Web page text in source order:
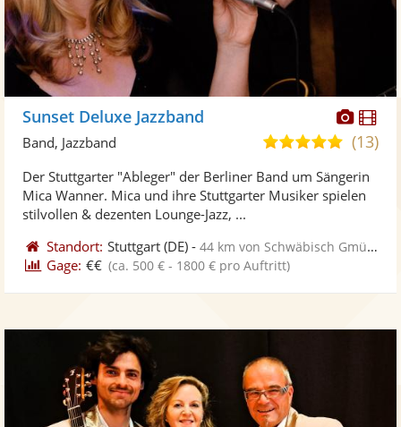
Fotos
Sunset Deluxe Jazzband
5,0
5
(13)
Band, Jazzband
Der Stuttgarter "Ableger" der Berliner Band um Sängerin
Mica Wanner. Mica und ihre Stuttgarter Musiker spielen
stilvollen & dezenten Lounge-Jazz, ...
Standort: Stuttgart (DE) -44 km von Schwäbisch Gmünd
Gage: €€ (ca. 500 € - 1800 € pro Auftritt)